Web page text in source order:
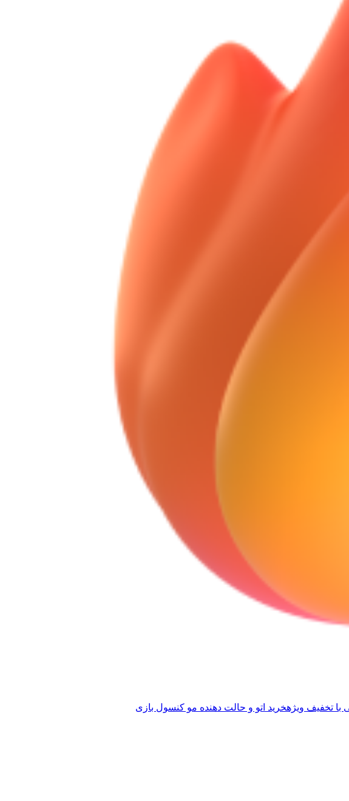
با تخفیف ویژهخرید اتو و حالت دهنده مو کنسول بازی